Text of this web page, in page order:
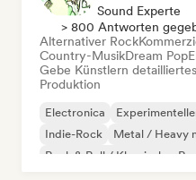
Sound Experte
> 800 Antworten
Alternativer Rock
Country-MusikDream Pop
Gebe Künstlern
Produktion
Electronica
Indie-Rock
Metal / Heavy
Rock & Roll / Klassischer